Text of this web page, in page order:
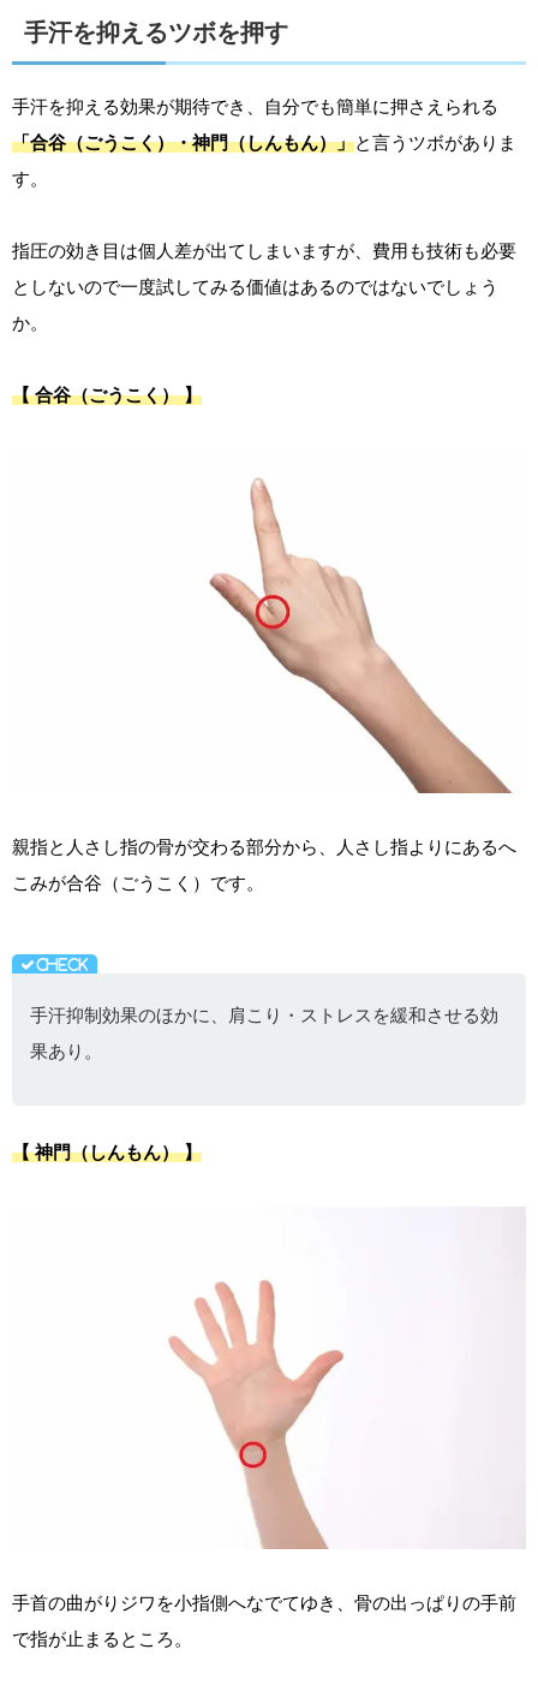
手汗を抑えるツボを押す
手汗を抑える効果が期待でき、自分でも簡単に押さえられる
「合谷（ごうこく）・神門（しんもん）」と言うツボがありま
す。
指圧の効き目は個人差が出てしまいますが、費用も技術も必要
としないので一度試してみる価値はあるのではないでしょう
か。
【 合谷（ごうこく） 】
親指と人さし指の骨が交わる部分から、人さし指よりにあるへ
こみが合谷（ごうこく）です。
手汗抑制効果のほかに、肩こり・ストレスを緩和させる効
果あり。
【 神門（しんもん） 】
手首の曲がりジワを小指側へなでてゆき、骨の出っぱりの手前
で指が止まるところ。